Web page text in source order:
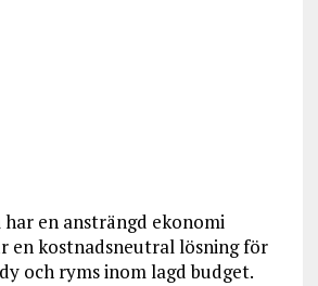
en ansträngd ekonomi
en kostnadsneutral lösning för
och ryms inom lagd budget.